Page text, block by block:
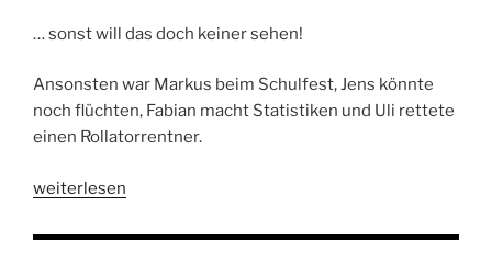
… sonst will das doch keiner sehen!
Ansonsten war Markus beim Schulfest, Jens könnte
noch flüchten, Fabian macht Statistiken und Uli rettete
einen Rollatorrentner.
„Folge
Uli
weiterlesen